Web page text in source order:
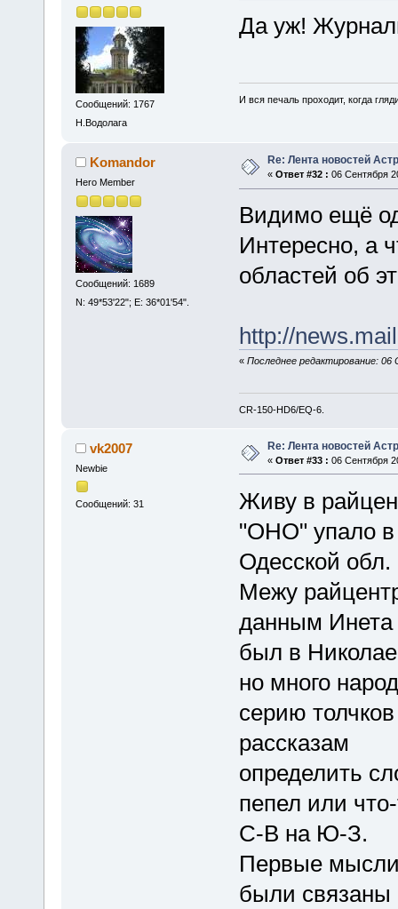
Сообщений: 1767
Н.Водолага
Да уж!
И вся печаль проходит, когда
Komandor
Hero Member
Сообщений: 1689
N: 49*53'22"; E: 36*01'54".
Re: Лента новостей
« Ответ #32 : 06 Сентября
Видимо ещё
Интересно, а
областей об
http://
« Последнее редактирование: 06
CR-150-HD6/EQ-6.
vk2007
Newbie
Сообщений: 31
Re: Лента новостей
« Ответ #33 : 06 Сентября
Живу в
"ОНО" упало в
Одесской обл.
Межу
данным Инета
был в
но много
серию
рассказам
определить
пепел или
С-В на Ю-З.
Первые
были